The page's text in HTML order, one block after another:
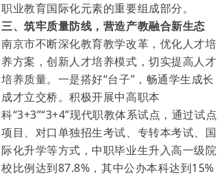
职业教育国际化元素的重要组成部分。
三、筑牢质量防线，营造产教融合新生态
南京市不断深化教育教学改革，优化人才培
养方案，创新人才培养模式，切实提高人才
培养质量。一是搭好“台子”，畅通学生成长
成才立交桥。积极开展中高职本
科“3+3”“3+4”现代职教体系试点，通过试点
项目、对口单独招生考试、专转本考试、国
际化升学等方式，中职毕业生升入高一级院
校比例达到87.8%，其中公办本科达到15%